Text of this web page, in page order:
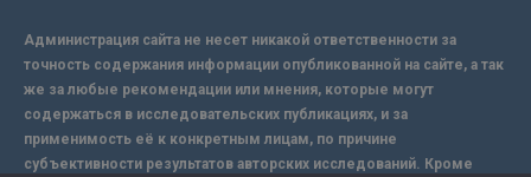
Администрация сайта не несет никакой ответственности за
точность содержания информации опубликованной на сайте, а так
же за любые рекомендации или мнения, которые могут
содержаться в исследовательских публикациях, и за
применимость её к конкретным лицам, по причине
субъективности результатов авторских исследований. Кроме